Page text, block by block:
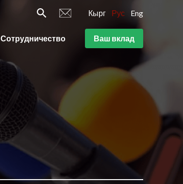
Кырг Рус Eng
Сотрудничество Ваш вклад